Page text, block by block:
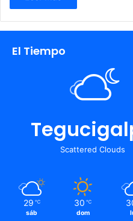
El Tiempo
Scattered Clouds
29 ℃
sáb
30 ℃
dom